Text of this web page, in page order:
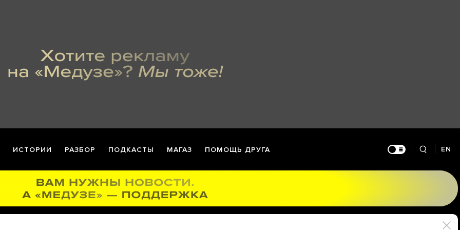
ИСТОРИИ РАЗБОР ПОДКАСТЫ МАГАЗ ПОМОЩЬ ДРУГА EN